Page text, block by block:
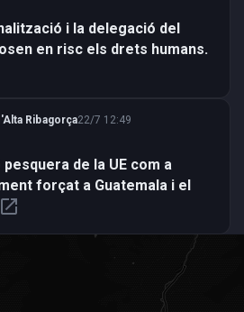
i la delegació del
en risc els drets humans.
Ribagorça22/7 12:49
de la UE com a
forçat a Guatemala i el
open_in_new